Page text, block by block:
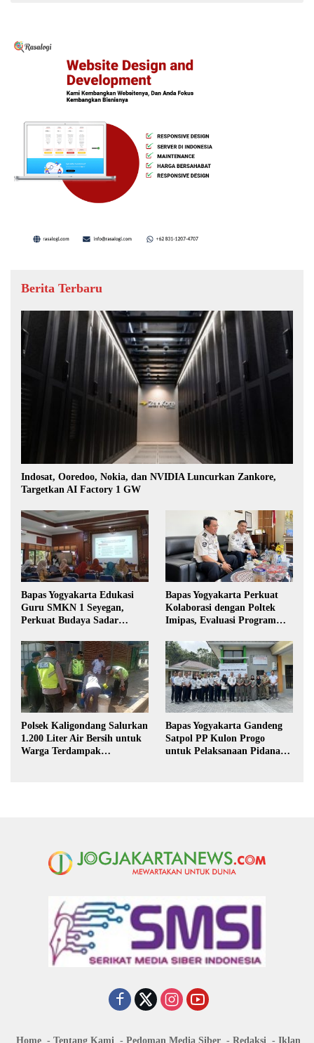
Berita Terbaru
Indosat, Ooredoo, Nokia, dan NVIDIA Luncurkan Zankore,
Targetkan AI Factory 1 GW
Bapas Yogyakarta Edukasi
Guru SMKN 1 Seyegan,
Perkuat Budaya Sadar
Bapas Yogyakarta Perkuat
Kolaborasi dengan Poltek
Imipas, Evaluasi Program
Polsek Kaligondang Salurkan
1.200 Liter Air Bersih untuk
Warga Terdampak
Bapas Yogyakarta Gandeng
Satpol PP Kulon Progo
untuk Pelaksanaan Pidana
Home Tentang Kami Pedoman Media Siber Redaksi Iklan